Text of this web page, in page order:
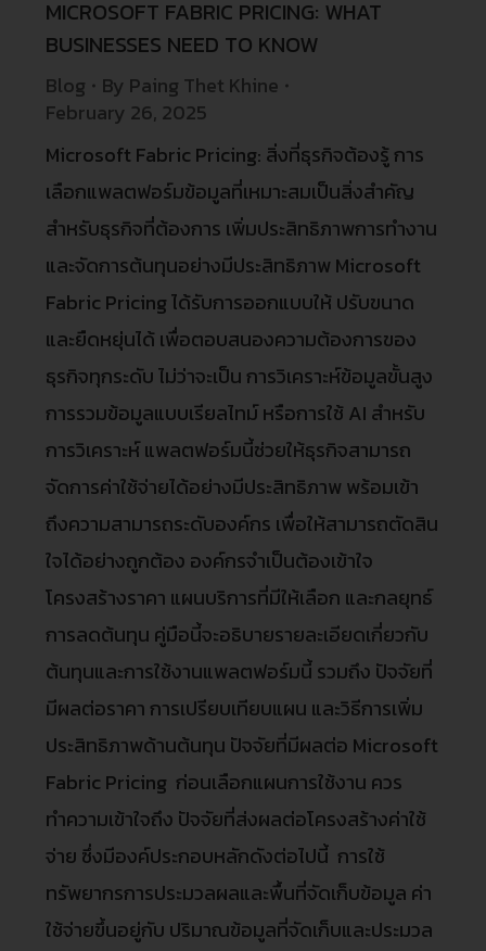
MICROSOFT FABRIC PRICING: WHAT
BUSINESSES NEED TO KNOW
Blog By Paing Thet Khine
February 26, 2025
Microsoft Fabric Pricing: สิ่งที่ธุรกิจต้องรู้ การ
เลือกแพลตฟอร์มข้อมูลที่เหมาะสมเป็นสิ่งสำคัญ
สำหรับธุรกิจที่ต้องการ เพิ่มประสิทธิภาพการทำงาน
และจัดการต้นทุนอย่างมีประสิทธิภาพ Microsoft
Fabric Pricing ได้รับการออกแบบให้ ปรับขนาด
และยืดหยุ่นได้ เพื่อตอบสนองความต้องการของ
ธุรกิจทุกระดับ ไม่ว่าจะเป็น การวิเคราะห์ข้อมูลขั้นสูง
การรวมข้อมูลแบบเรียลไทม์ หรือการใช้ AI สำหรับ
การวิเคราะห์ แพลตฟอร์มนี้ช่วยให้ธุรกิจสามารถ
จัดการค่าใช้จ่ายได้อย่างมีประสิทธิภาพ พร้อมเข้า
ถึงความสามารถระดับองค์กร เพื่อให้สามารถตัดสิน
ใจได้อย่างถูกต้อง องค์กรจำเป็นต้องเข้าใจ
โครงสร้างราคา แผนบริการที่มีให้เลือก และกลยุทธ์
การลดต้นทุน คู่มือนี้จะอธิบายรายละเอียดเกี่ยวกับ
ต้นทุนและการใช้งานแพลตฟอร์มนี้ รวมถึง ปัจจัยที่
มีผลต่อราคา การเปรียบเทียบแผน และวิธีการเพิ่ม
ประสิทธิภาพด้านต้นทุน ปัจจัยที่มีผลต่อ Microsoft
Fabric Pricing ก่อนเลือกแผนการใช้งาน ควร
ทำความเข้าใจถึง ปัจจัยที่ส่งผลต่อโครงสร้างค่าใช้
จ่าย ซึ่งมีองค์ประกอบหลักดังต่อไปนี้ การใช้
ทรัพยากรการประมวลผลและพื้นที่จัดเก็บข้อมูล ค่า
ใช้จ่ายขึ้นอยู่กับ ปริมาณข้อมูลที่จัดเก็บและประมวล